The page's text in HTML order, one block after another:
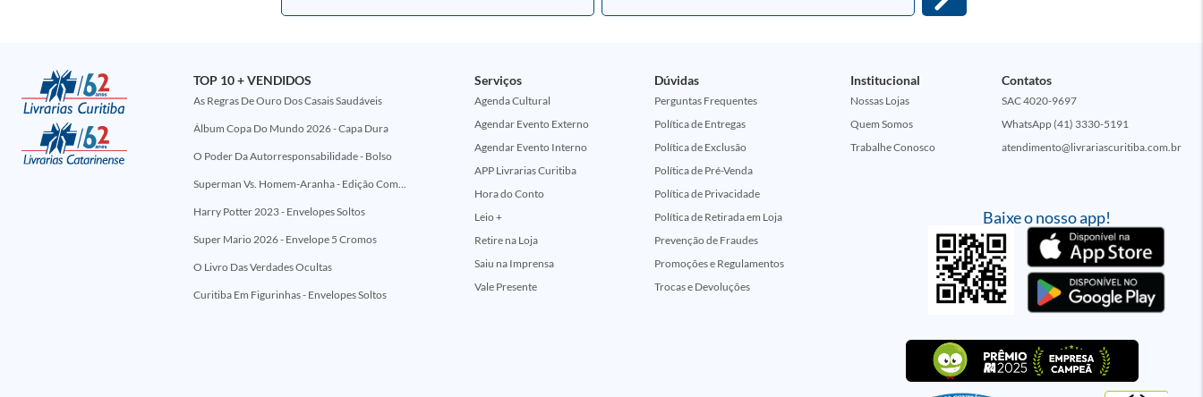
Baixe o nosso app!
TOP 10 + VENDIDOS
As Regras De Ouro Dos Casais Saudáveis
Álbum Copa Do Mundo 2026 - Capa Dura
O Poder Da Autorresponsabilidade - Bolso
Superman Vs. Homem-Aranha - Edição Comemorativa 50 Anos (Encontros Clássicos Dc E Marvel)
Harry Potter 2023 - Envelopes Soltos
Super Mario 2026 - Envelope 5 Cromos
O Livro Das Verdades Ocultas
Curitiba Em Figurinhas - Envelopes Soltos
Serviços
Agenda Cultural
Agendar Evento Externo
Agendar Evento Interno
APP Livrarias Curitiba
Hora do Conto
Leio +
Retire na Loja
Saiu na Imprensa
Vale Presente
Dúvidas
Perguntas Frequentes
Política de Entregas
Política de Exclusão
Política de Pré-Venda
Política de Privacidade
Política de Retirada em Loja
Prevenção de Fraudes
Promoções e Regulamentos
Trocas e Devoluções
Institucional
Nossas Lojas
Quem Somos
Trabalhe Conosco
Contatos
SAC 4020-9697
WhatsApp (41) 3330-5191
atendimento@livrariascuritiba.com.br